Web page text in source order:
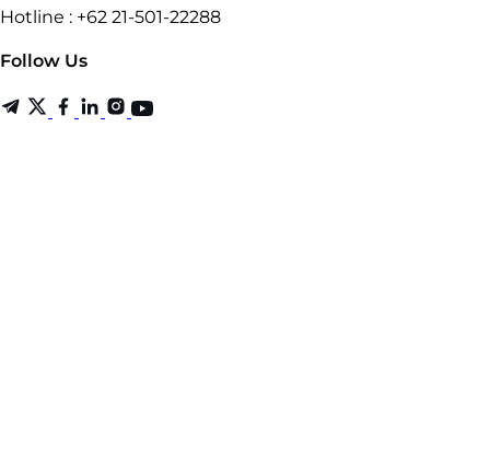
Hotline : +62 21-501-22288
Follow Us